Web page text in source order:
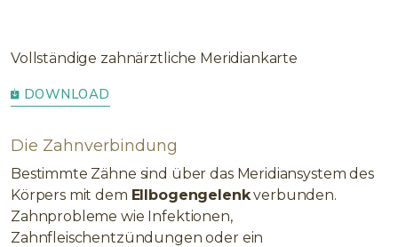
Die Zahnverbindung
Bestimmte Zähne sind über das Meridiansystem des
Körpers mit dem Ellbogengelenkverbunden.
Zahnprobleme wie Infektionen,
Zahnfleischentzündungen oder ein
Vollständige zahnärztliche Meridiankarte
DOWNLOAD